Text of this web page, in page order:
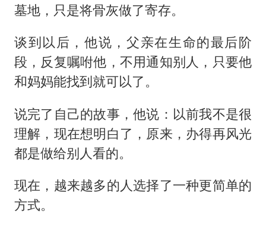
世界第1特鲁姆普斯诺克中国赛一轮游
《龙餐馆》 冲奖
以拒绝“和平委员会”的加沙和平计划
奋力开创中国式现代化建设新局面
墓地，只是将骨灰做了寄存。
谈到以后，他说，父亲在生命的最后阶
段，反复嘱咐他，不用通知别人，只要他
和妈妈能找到就可以了。
说完了自己的故事，他说：以前我不是很
理解，现在想明白了，原来，办得再风光
都是做给别人看的。
现在，越来越多的人选择了一种更简单的
方式。